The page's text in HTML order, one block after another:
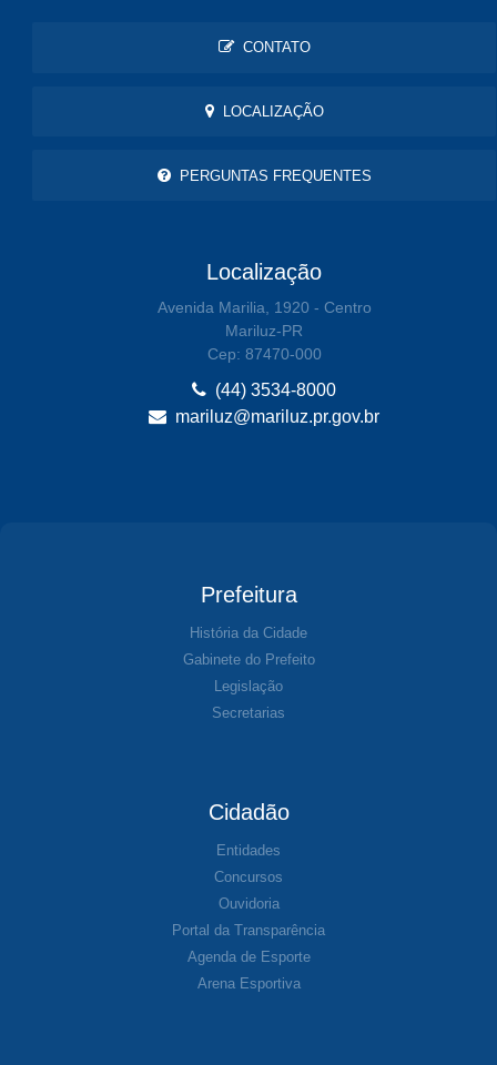
CONTATO
LOCALIZAÇÃO
PERGUNTAS FREQUENTES
Localização
Avenida Marilia, 1920 - Centro
Mariluz-PR
Cep: 87470-000
(44) 3534-8000
mariluz@mariluz.pr.gov.br
Prefeitura
História da Cidade
Gabinete do Prefeito
Legislação
Secretarias
Cidadão
Entidades
Concursos
Ouvidoria
Portal da Transparência
Agenda de Esporte
Arena Esportiva